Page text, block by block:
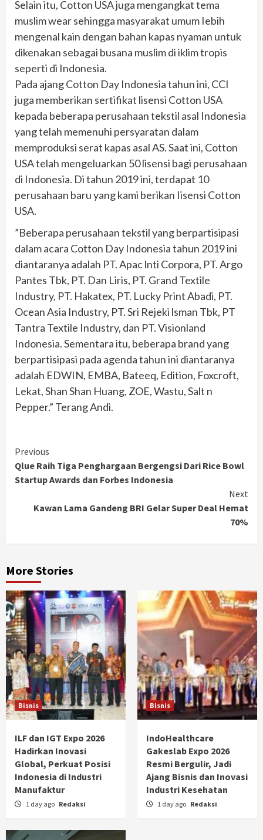
Selain itu, Cotton USA juga mengangkat tema
muslim wear sehingga masyarakat umum Iebih
mengenal kain dengan bahan kapas nyaman untuk
dikenakan sebagai busana muslim di iklim tropis
seperti di Indonesia.
Pada ajang Cotton Day Indonesia tahun ini, CCI
juga memberikan sertifikat lisensi Cotton USA
kepada beberapa perusahaan tekstil asal Indonesia
yang telah memenuhi persyaratan dalam
memproduksi serat kapas asal AS. Saat ini, Cotton
USA telah mengeluarkan 50 lisensi bagi perusahaan
di Indonesia. Di tahun 2019 ini, terdapat 10
perusahaan baru yang kami berikan Iisensi Cotton
USA.
”Beberapa perusahaan tekstil yang berpartisipasi
dalam acara Cotton Day Indonesia tahun 2019 ini
diantaranya adalah PT. Apac lnti Corpora, PT. Argo
Pantes Tbk, PT. Dan Liris, PT. Grand Textile
Industry, PT. Hakatex, PT. Lucky Print Abadi, PT.
Ocean Asia Industry, PT. Sri Rejeki lsman Tbk, PT
Tantra Textile Industry, dan PT. Visionland
Indonesia. Sementara itu, beberapa brand yang
berpartisipasi pada agenda tahun ini diantaranya
adalah EDWIN, EMBA, Bateeq, Edition, Foxcroft,
Lekat, Shan Shan Huang, ZOE, Wastu, Salt n
Pepper.” Terang Andi.
Continue
Reading
Previous
Qlue Raih Tiga Penghargaan Bergengsi Dari Rice Bowl
Startup Awards dan Forbes Indonesia
Next
Kawan Lama Gandeng BRI Gelar Super Deal Hemat
70%
More Stories
Bisnis
ILF dan IGT Expo 2026
Hadirkan Inovasi
Global, Perkuat Posisi
Indonesia di Industri
Manufaktur
1 day ago Redaksi
Bisnis
IndoHealthcare
Gakeslab Expo 2026
Resmi Bergulir, Jadi
Ajang Bisnis dan Inovasi
Industri Kesehatan
1 day ago Redaksi